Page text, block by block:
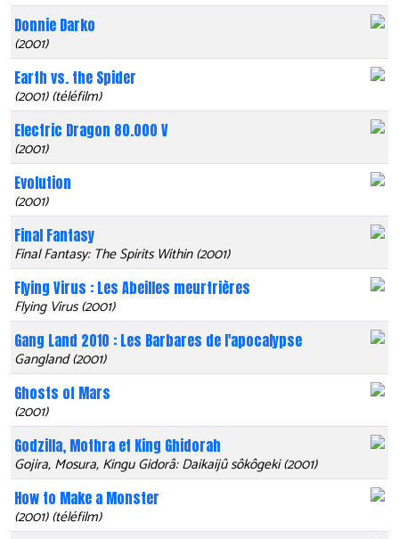
Donnie Darko
(2001)
Earth vs. the Spider
(2001) (téléfilm)
Electric Dragon 80.000 V
(2001)
Evolution
(2001)
Final Fantasy
Final Fantasy: The Spirits Within (2001)
Flying Virus : Les Abeilles meurtrières
Flying Virus (2001)
Gang Land 2010 : Les Barbares de l'apocalypse
Gangland (2001)
Ghosts of Mars
(2001)
Godzilla, Mothra et King Ghidorah
Gojira, Mosura, Kingu Gidorâ: Daikaijû sôkôgeki (2001)
How to Make a Monster
(2001) (téléfilm)